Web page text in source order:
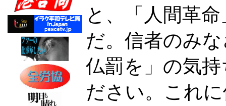
と、「人間革
だ。信者のみ
仏罰を」の気
ださい。これ